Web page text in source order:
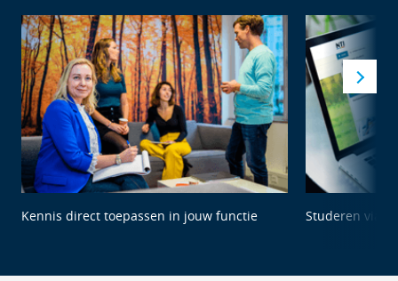
Kennis direct toepassen in jouw functie Studeren via